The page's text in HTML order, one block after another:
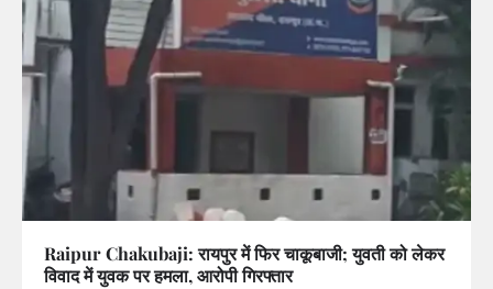
Raipur Chakubaji: रायपुर में फिर चाकूबाजी; युवती को लेकर
विवाद में युवक पर हमला, आरोपी गिरफ्तार